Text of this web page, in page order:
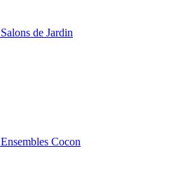
Salons de Jardin
Ensembles Cocon